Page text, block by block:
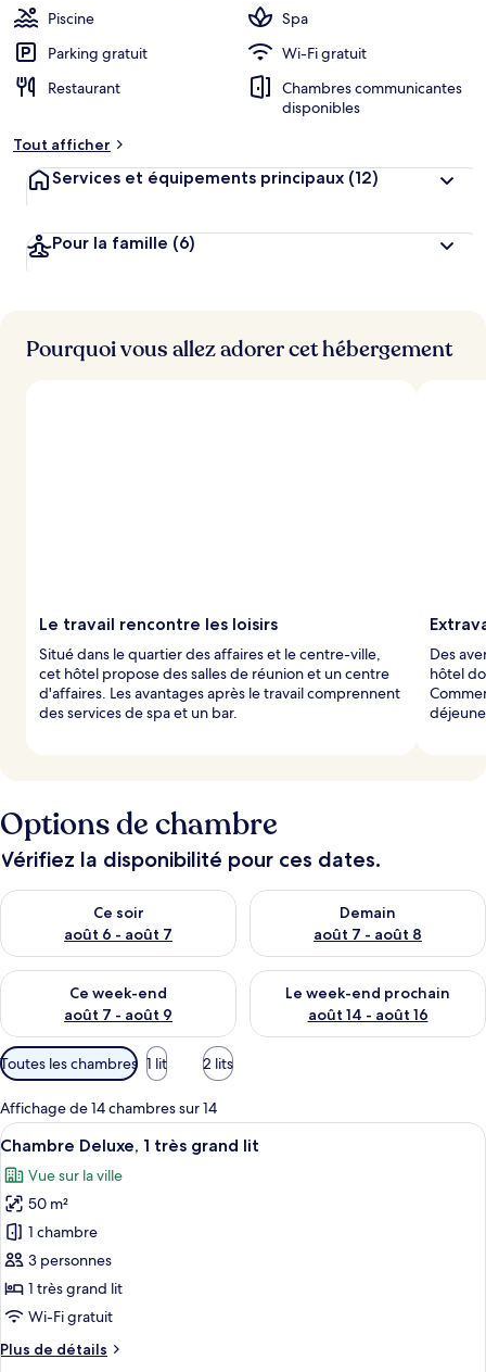
Piscine
Spa
Parking gratuit
Wi-Fi gratuit
Restaurant
Chambres communicantes
disponibles
Tout afficher
Services et équipements principaux (12)
Pour la famille (6)
Pourquoi vous allez adorer cet hébergement
Le travail rencontre les loisirs
Situé dans le quartier des affaires et le centre-ville,
cet hôtel propose des salles de réunion et un centre
d'affaires. Les avantages après le travail comprennent
des services de spa et un bar.
Des
hôtel
Options de chambre
Vérifiez la disponibilité pour ces dates.
Ce soir
août 6 - août 7
Vérifier la disponibilité pour ce soir août 6 - août 7
Demain
août 7 - août 8
Vérifier la disponibilité pour
Ce week-end
août 7 - août 9
Vérifier la disponibilité pour ce week-end août 7 - août 9
Le week-end prochain
août 14 - août 16
Vérifier la disponibilité pour
Filtres
disponibles
pour
les
chambres
Toutes les chambres 1 lit 2 lits
Affichage de 14 chambres sur 14
Afficher
toutes
les
photos
pour
ce
type
de
chambre :
Chambre
Une table ronde en bois,
5
Chambre Deluxe, 1 très grand lit
Vue sur la ville
50 m²
1 chambre
3 personnes
1 très grand lit
Wi-Fi gratuit
Plus de détails
Plus